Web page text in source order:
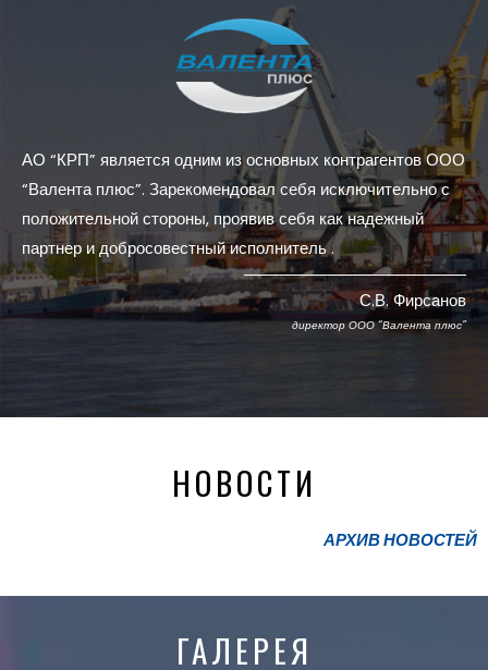
АО “КРП” является одним из основных контрагентов ООО
“Валента плюс”. Зарекомендовал себя исключительно с
положительной стороны, проявив себя как надежный
партнер и добросовестный исполнитель .
С.В. Фирсанов
директор ООО “Валента плюс”
НОВОСТИ
АРХИВ НОВОСТЕЙ
ГАЛЕРЕЯ